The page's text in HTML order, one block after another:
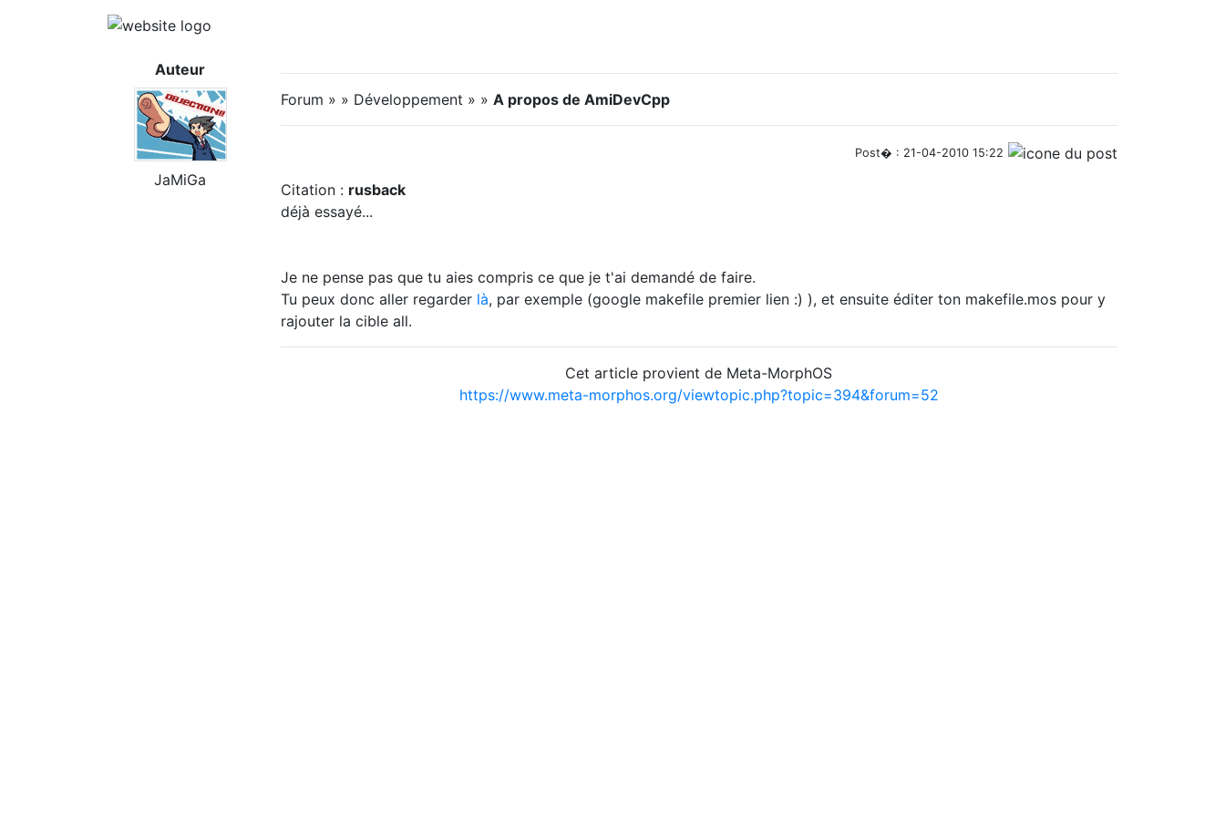
Auteur
JaMiGa
Forum » » Développement » » A propos de AmiDevCpp
Post� : 21-04-2010 15:22
Citation : rusback
déjà essayé...
Je ne pense pas que tu aies compris ce que je t'ai demandé de faire.
Tu peux donc aller regarder là, par exemple (google makefile premier lien :) ), et ensuite éditer ton makefile.mos pour y
rajouter la cible all.
Cet article provient de Meta-MorphOS
https://www.meta-morphos.org/viewtopic.php?topic=394&forum=52